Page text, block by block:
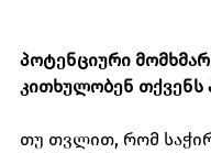
პოტენციური
კითხულობენ თქვენს
თუ თვლით, რომ